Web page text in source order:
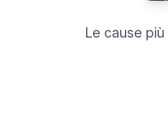
Le cause